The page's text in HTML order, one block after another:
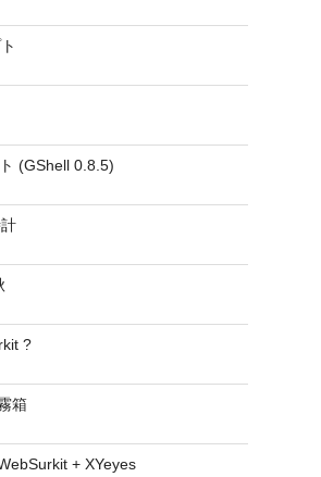
(GShell 0.8.5)
?
箱
+ XYeyes